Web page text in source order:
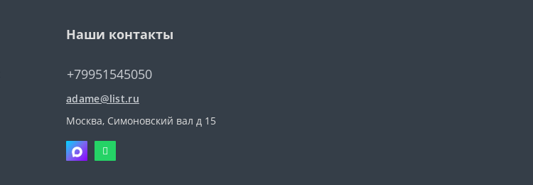
Наши контакты
+79951545050
adame@list.ru
Москва, Симоновский вал д 15